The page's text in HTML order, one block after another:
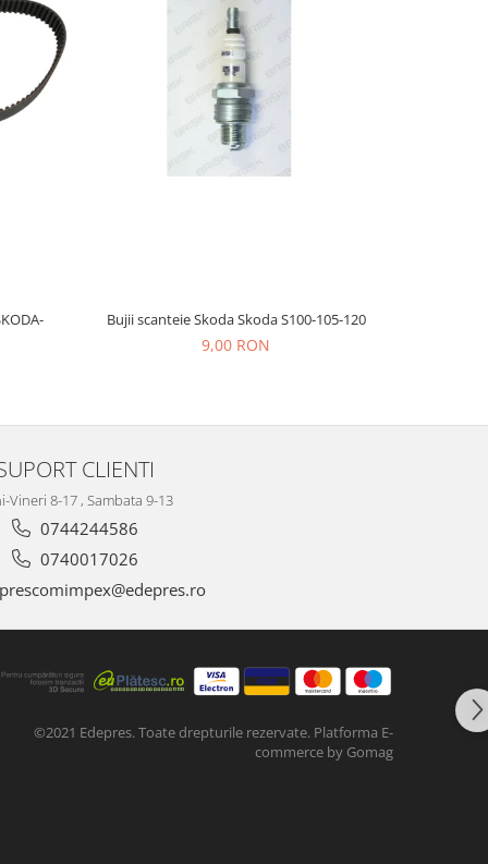
Bujii scanteie Skoda Skoda S100-105-120
9,00 RON
CLIENTI
Vineri 8-17 , Sambata 9-13
0744244586
0740017026
©2021 Edepres. Toate drepturile rezervate. Platforma E-
commerce by Gomag